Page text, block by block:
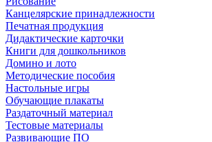
Канцелярские принадлежности
Печатная продукция
Дидактические карточки
Книги для дошкольников
Домино и лото
Методические пособия
Настольные игры
Обучающие плакаты
Раздаточный материал
Тестовые материалы
Развивающие ПО